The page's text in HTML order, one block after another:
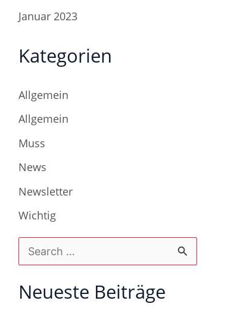
Januar 2023
Kategorien
Allgemein
Allgemein
Muss
News
Newsletter
Wichtig
u
c
Neueste Beiträge